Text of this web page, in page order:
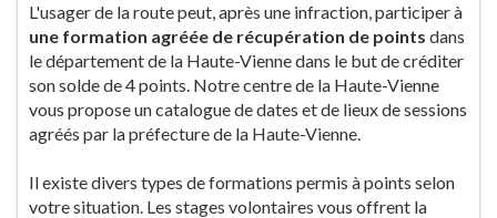
L'usager de la route peut, après une infraction, participer à
une formation agréée de récupération de points dans
le département de la Haute-Vienne dans le but de créditer
son solde de 4 points. Notre centre de la Haute-Vienne
vous propose un catalogue de dates et de lieux de sessions
agréés par la préfecture de la Haute-Vienne.
Il existe divers types de formations permis à points selon
votre situation. Les stages volontaires vous offrent la